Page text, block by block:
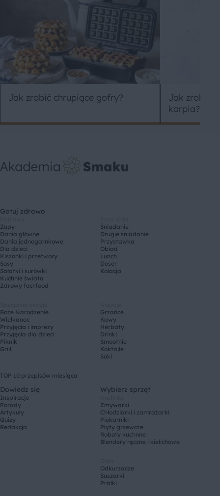
Jak zrobić chrupiące gofry?
Jak zrobić
karpia?
Gotuj zdrowo
Zupy
Dania główne
Dania jednogarnkowe
Dla dzieci
Kiszonki i przetwory
Sosy
Sałatki i surówki
Kuchnie świata
Zdrowy fastfood
Śniadanie
Drugie śniadanie
Przystawka
Obiad
Lunch
Deser
Kolacja
Boże Narodzenie
Wielkanoc
Przyjęcia i imprezy
Przyjęcia dla dzieci
Piknik
Grill
Grzańce
Kawy
Herbaty
Drinki
Smoothie
Koktajle
Soki
TOP 10 przepisów miesiąca
Dowiedz się
Inspiracje
Porady
Artykuły
Quizy
Redakcja
Wybierz sprzęt
Zmywarki
Chłodziarki i zamrażarki
Piekarniki
Płyty grzewcze
Roboty kuchnne
Blendery ręczne i kielichowe
Odkurzacze
Suszarki
Pralki